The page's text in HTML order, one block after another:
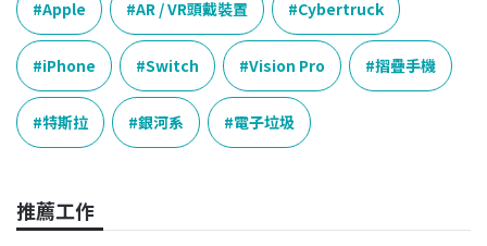
e
b
o
o
k
e
a
d
s
k
e
d
I
n
y
L
n
k
Apple AR / VR頭戴裝置 Cybertruck
iPhone Switch Vision Pro 摺疊手機
特斯拉 銀河系 電子垃圾
推薦工作